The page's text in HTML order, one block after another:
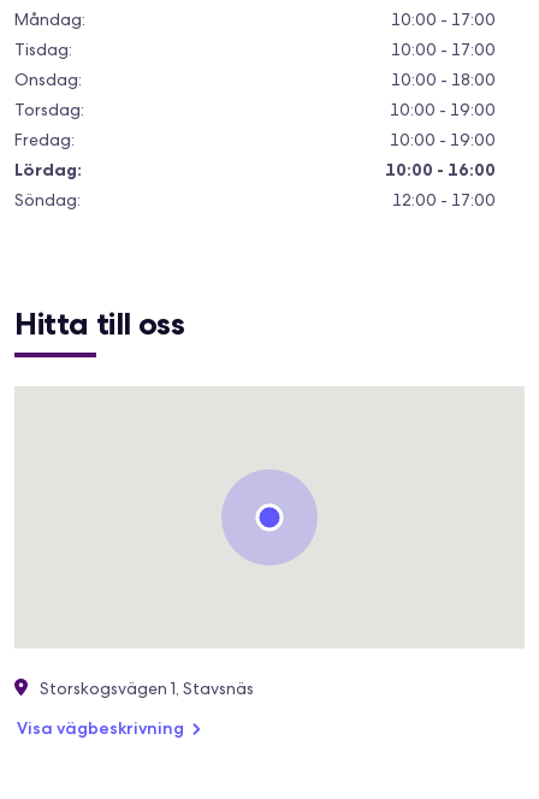
Måndag:
10:00 - 17:00
Tisdag:
10:00 - 17:00
Onsdag:
10:00 - 18:00
Torsdag:
10:00 - 19:00
Fredag:
10:00 - 19:00
Lördag:
10:00 - 16:00
Söndag: 12:00 - 17:00
Hitta till oss
Storskogsvägen 1, Stavsnäs
Visa vägbeskrivning